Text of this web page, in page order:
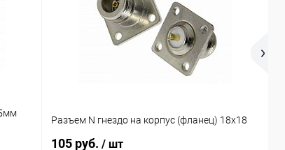
Разъем N гнездо на корпус (фланец) 18x18
105 руб. / шт